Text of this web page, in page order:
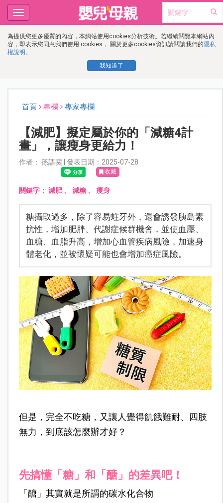
為提供您更多優質的內容，本網站使用cookies分析技術。若繼續閱覽本網站內
容，即表示您同意我們使用 cookies， 關於更多cookies資訊請閱讀我們的隱私
權說明 。
我知道了
Toggle
navigation
首頁 專欄 專家專欄
【減肥】擬定屬於你的「減糖4計
畫」，讓瘦身更給力！
作者： 孫語霙 | 發表日期：2025-07-28
收藏
關鍵字： 減肥、 減糖、 瘦身
糖攝取過多，除了容易蛀牙外，還會誘發胰島素
抗性，增加肥胖、代謝症候群機會，並使血壓、
血糖、血脂升高，增加心血管疾病風險，加速身
體老化，並被懷疑可能也會增加癌症風險。
但是，完全不吃糖，又讓人覺得飢餓難耐、四肢
無力，到底該怎麼辦才好？
先搞懂「糖」和「醣」的差異吧！
「醣」其實就是所謂的碳水化合物